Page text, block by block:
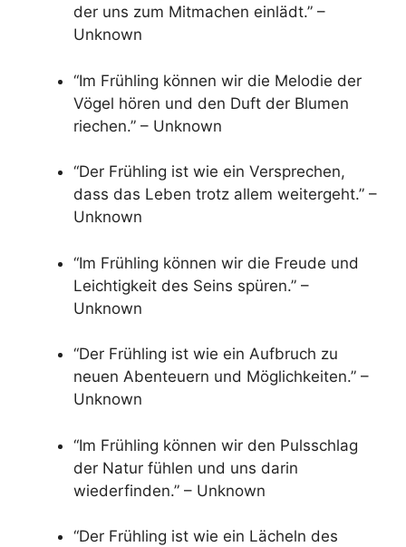
der uns zum Mitmachen einlädt.” –
Unknown
“Im Frühling können wir die Melodie der
Vögel hören und den Duft der Blumen
riechen.” – Unknown
“Der Frühling ist wie ein Versprechen,
dass das Leben trotz allem weitergeht.” –
Unknown
“Im Frühling können wir die Freude und
Leichtigkeit des Seins spüren.” –
Unknown
“Der Frühling ist wie ein Aufbruch zu
neuen Abenteuern und Möglichkeiten.” –
Unknown
“Im Frühling können wir den Pulsschlag
der Natur fühlen und uns darin
wiederfinden.” – Unknown
“Der Frühling ist wie ein Lächeln des